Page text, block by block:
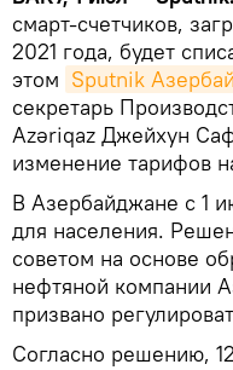
смарт-счетчиков,
2021 года, будет
этом Sputnik
секретарь
Azəriqaz Джейхун
изменение тарифов
В Азербайджане с 1
для населения.
советом на основе
нефтяной компании
призвано
Согласно решению,